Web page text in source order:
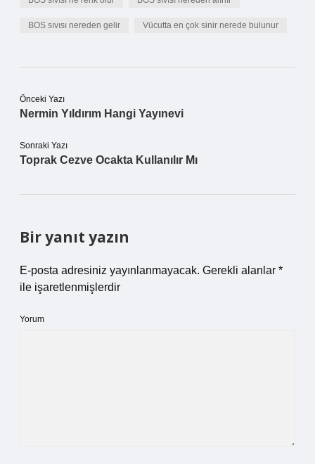
BOS sıvısı nereden gelir Vücutta en çok sinir nerede bulunur
Önceki Yazı
Nermin Yıldırım Hangi Yayınevi
Sonraki Yazı
Toprak Cezve Ocakta Kullanılır Mı
Bir yanıt yazın
E-posta adresiniz yayınlanmayacak. Gerekli alanlar *
ile işaretlenmişlerdir
Yorum